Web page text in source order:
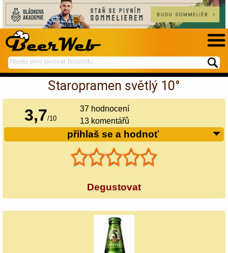
hledej
na
spustí
hledání
Staropramen světlý 10°
3,7/10
37 hodnocení
13 komentářů
přihlaš se a hodnoť
Degustovat